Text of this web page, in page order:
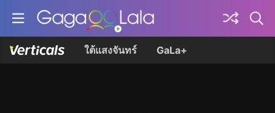
ใต้แสงจันทร์ GaLa+